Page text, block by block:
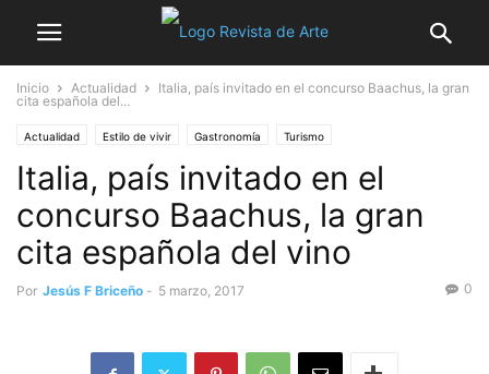
Inicio Actualidad
Italia, país invitado en el concurso Baachus, la gran
cita española del...
Actualidad Estilo de vivir Gastronomía Turismo
Italia, país invitado en el
concurso Baachus, la gran
cita española del vino
Por Jesús F Briceño - 5 marzo, 2017 0